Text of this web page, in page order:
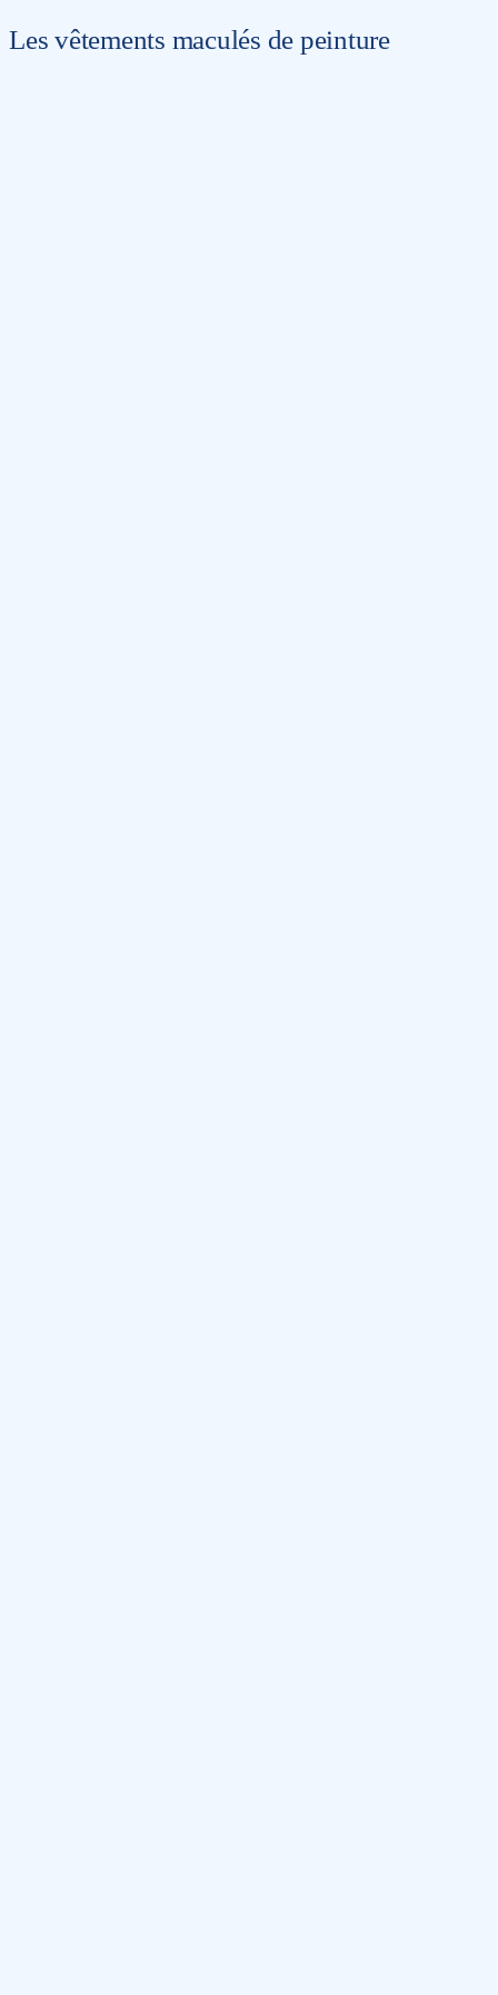
Les vêtements maculés de peinture